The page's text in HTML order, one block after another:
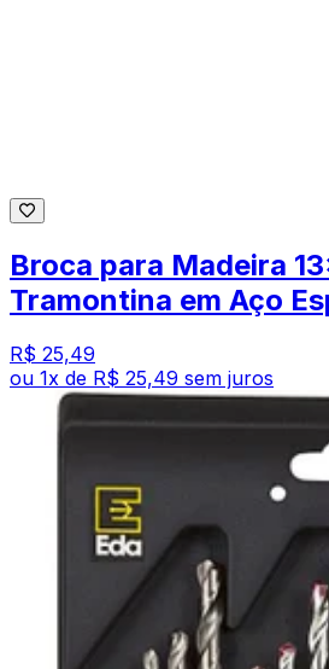
Broca para Madeira
Tramontina em Aço
R$ 25,49
ou 1x de R$ 25,49 sem juros